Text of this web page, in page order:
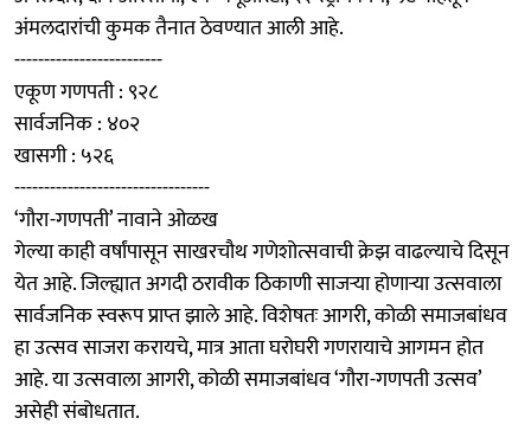
अंमलदारांची कुमक तैनात ठेवण्यात आली आहे.
-------------------------
एकूण गणपती : ९२८
सार्वजनिक : ४०२
खासगी : ५२६
---------------------------------
‘गौरा-गणपती’ नावाने ओळख
गेल्या काही वर्षांपासून साखरचौथ गणेशोत्सवाची क्रेझ वाढल्याचे दिसून
येत आहे. जिल्ह्यात अगदी ठरावीक ठिकाणी साजऱ्या होणाऱ्या उत्सवाला
सार्वजनिक स्वरूप प्राप्त झाले आहे. विशेषतः आगरी, कोळी समाजबांधव
हा उत्सव साजरा करायचे, मात्र आता घरोघरी गणरायाचे आगमन होत
आहे. या उत्सवाला आगरी, कोळी समाजबांधव ‘गौरा-गणपती उत्सव’
असेही संबोधतात.